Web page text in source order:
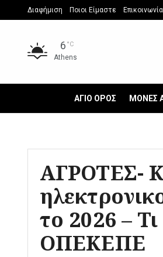
Διαφήμιση Ποιοι Είμαστε Επικοινωνία
6 °C
Athens
ΑΓΙΟ ΟΡΟΣ ΜΟΝΕΣ
ΑΓΡΟΤΕΣ-
το 2026 –
ΟΠΕΚΕΠΕ